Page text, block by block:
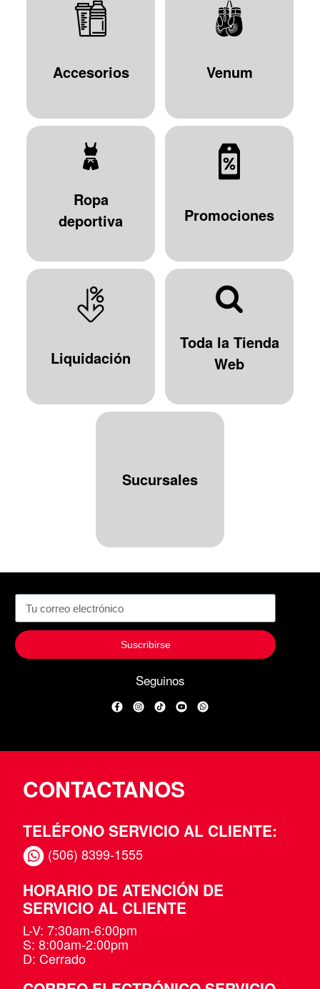
Accesorios Venum
Ropa
deportiva
Promociones
Liquidación
Toda la Tienda
Web
Sucursales
Suscribirse
Seguinos
FacebookInstagram
TikTokYouTubeWhatsApp
CONTACTANOS
TELÉFONO SERVICIO AL CLIENTE:
(506) 8399-1555
HORARIO DE ATENCIÓN DE
SERVICIO AL CLIENTE
L-V: 7:30am-6:00pm
S: 8:00am-2:00pm
D: Cerrado